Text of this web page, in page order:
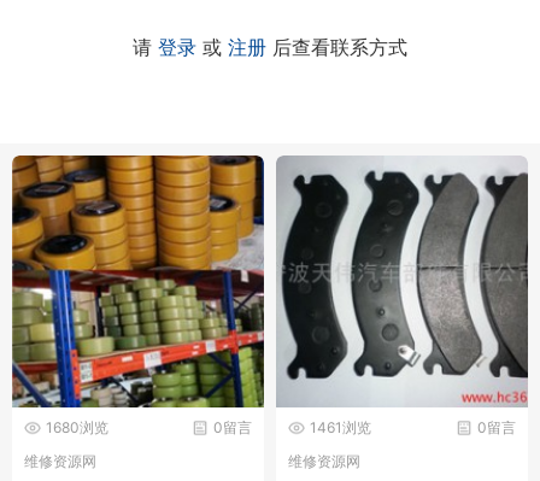
请 登录 或 注册 后查看联系方式
0留言
1680浏览
维修资源网
0留言
1461浏览
维修资源网